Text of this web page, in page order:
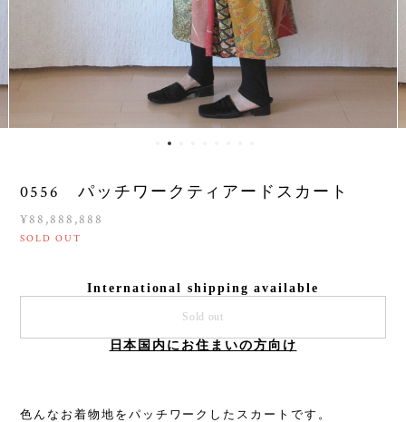
0556 パッチワークティアードスカート
¥88,888,888
SOLD OUT
International shipping available
Sold out
日本国内にお住まいの方向け
色んなお着物地をパッチワークしたスカートです。